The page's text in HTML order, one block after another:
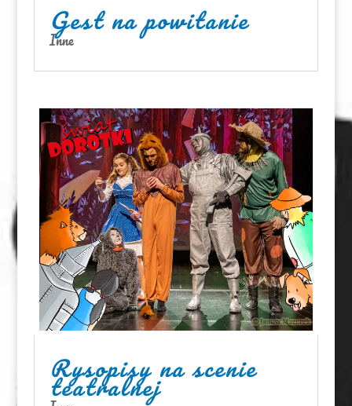
Gest na powitanie
Inne
Rysopisy na scenie
teatralnej